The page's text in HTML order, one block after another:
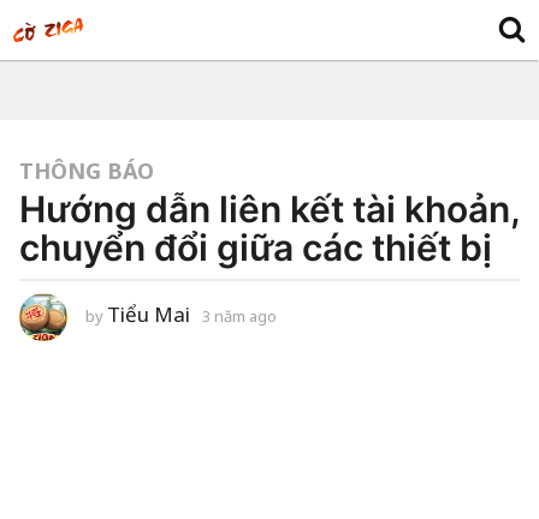
THÔNG BÁO
Hướng dẫn liên kết tài khoản,
chuyển đổi giữa các thiết bị
by Tiểu Mai 3 năm ago